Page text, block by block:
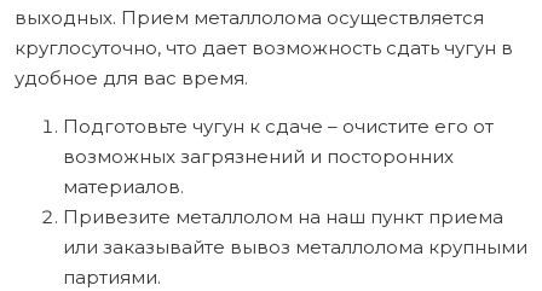
выходных. Прием металлолома осуществляется
круглосуточно, что дает возможность сдать чугун в
удобное для вас время.
Подготовьте чугун к сдаче – очистите его от
возможных загрязнений и посторонних
материалов.
Привезите металлолом на наш пункт приема
или заказывайте вывоз металлолома крупными
партиями.